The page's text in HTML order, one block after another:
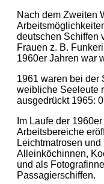
Nach dem Zweiten
deutschen Schiffen
Frauen z. B.
1960er Jahren war
1961 waren bei der
weibliche Seeleute
ausgedrückt 1965:
Im Laufe der
Arbeitsbereiche
Leichtmatrosen
Alleinköchinnen,
und als
Passagierschiffen.